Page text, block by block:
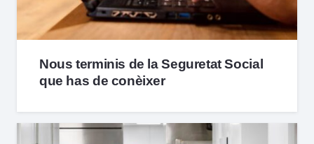
Nous terminis de la Seguretat Social
que has de conèixer